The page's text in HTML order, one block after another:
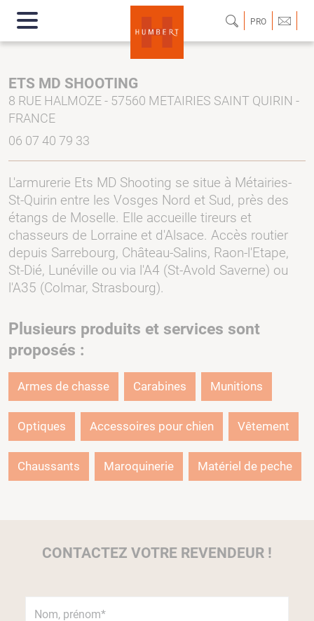
PRO
ETS MD SHOOTING
8 RUE HALMOZE - 57560 METAIRIES SAINT QUIRIN -
FRANCE
06 07 40 79 33
L'armurerie Ets MD Shooting se situe à Métairies-
St-Quirin entre les Vosges Nord et Sud, près des
étangs de Moselle. Elle accueille tireurs et
chasseurs de Lorraine et d'Alsace. Accès routier
depuis Sarrebourg, Château-Salins, Raon-l'Etape,
St-Dié, Lunéville ou via l'A4 (St-Avold Saverne) ou
l'A35 (Colmar, Strasbourg).
Plusieurs produits et services sont
proposés :
Armes de chasse Carabines Munitions
Optiques Accessoires pour chien Vêtement
Chaussants Maroquinerie Matériel de peche
CONTACTEZ VOTRE REVENDEUR !